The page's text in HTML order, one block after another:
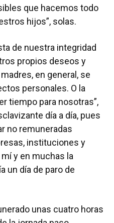
que hacemos todo
hijos”, solas.
de nuestra integridad
propios deseos y
en general, se
personales. O la
tiempo para nosotras”,
día a día, pues
no remuneradas
instituciones y
y en muchas la
un día de paro de
unas cuatro horas